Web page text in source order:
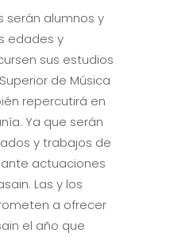
serán alumnos y
edades y
sus estudios
de Música
repercutirá en
Ya que serán
y trabajos de
actuaciones
Las y los
a ofrecer
el año que